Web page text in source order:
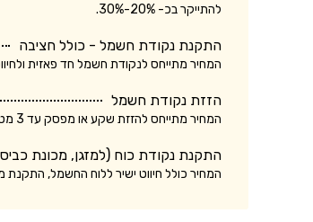
להתייקר בכ- 20%-30%.
התקנת נקודת חשמל - כולל חציבה
המחיר מתייחס לנקודת חשמל חד פאזית ולחיווט עד 5 מטר בתוך הקיר. עלות התקנת נקודת חשמל תלת פאזית עשויה
הזזת נקודת חשמל
המחיר מתייחס להזזת שקע או מפסק עד 3 מטר, לא כולל חציבה. עלות הזזת נקודת חשמל כולל חציבה עשויה להתייקר בכ- 20%.
התקנת נקודת כוח (למזגן, מכונת
המחיר כולל חיווט ישיר ללוח החשמל,